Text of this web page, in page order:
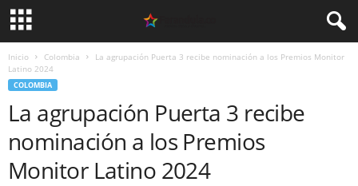
Inicio Colombia
La agrupación Puerta 3 recibe nominación a los Premios Monitor
Latino 2024
COLOMBIA
La agrupación Puerta 3 recibe
nominación a los Premios
Monitor Latino 2024